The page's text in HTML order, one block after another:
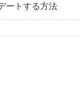
ートする方法